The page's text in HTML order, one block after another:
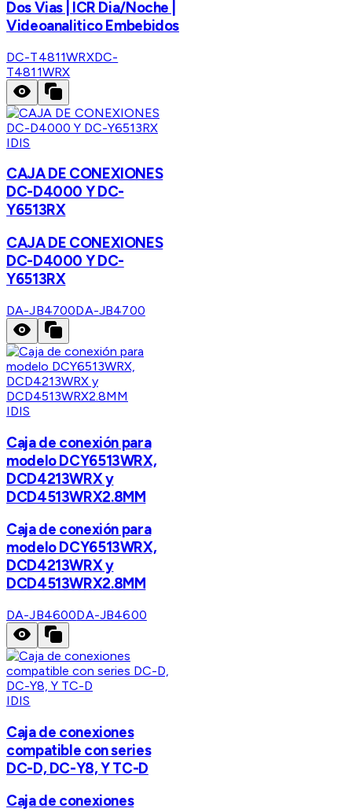
Dos Vias | ICR Dia/Noche |
Videoanalitico Embebidos
DC-T4811WRXDC-
T4811WRX
IDIS
CAJA DE CONEXIONES
DC-D4000 Y DC-
Y6513RX
CAJA DE CONEXIONES
DC-D4000 Y DC-
Y6513RX
DA-JB4700DA-JB4700
IDIS
Caja de conexión para
modelo DCY6513WRX,
DCD4213WRX y
DCD4513WRX2.8MM
Caja de conexión para
modelo DCY6513WRX,
DCD4213WRX y
DCD4513WRX2.8MM
DA-JB4600DA-JB4600
IDIS
Caja de conexiones
compatible con series
DC-D, DC-Y8, Y TC-D
Caja de conexiones